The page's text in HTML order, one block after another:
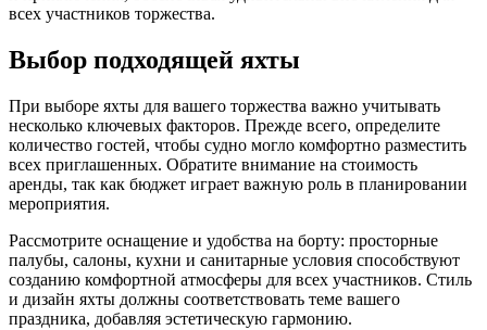
всех участников торжества.
Выбор подходящей яхты
При выборе яхты для вашего торжества важно учитывать
несколько ключевых факторов. Прежде всего, определите
количество гостей, чтобы судно могло комфортно разместить
всех приглашенных. Обратите внимание на стоимость
аренды, так как бюджет играет важную роль в планировании
мероприятия.
Рассмотрите оснащение и удобства на борту: просторные
палубы, салоны, кухни и санитарные условия способствуют
созданию комфортной атмосферы для всех участников. Стиль
и дизайн яхты должны соответствовать теме вашего
праздника, добавляя эстетическую гармонию.